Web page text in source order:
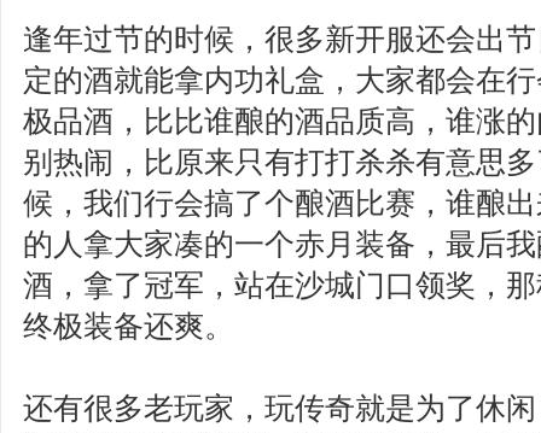
逢年过节的时候，很多新开服还会出
定的酒就能拿内功礼盒，大家都会在
极品酒，比比谁酿的酒品质高，谁涨
别热闹，比原来只有打打杀杀有意思
候，我们行会搞了个酿酒比赛，谁酿
的人拿大家凑的一个赤月装备，最后
酒，拿了冠军，站在沙城门口领奖，
终极装备还爽。
还有很多老玩家，玩传奇就是为了休